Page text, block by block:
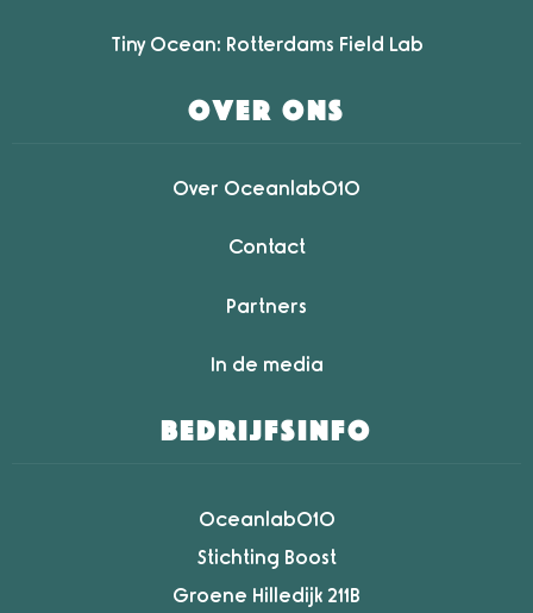
Tiny Ocean: Rotterdams Field Lab
over ons
Over Oceanlab010
Contact
Partners
In de media
bedrijfsinfo
Oceanlab010
Stichting Boost
Groene Hilledijk 211B